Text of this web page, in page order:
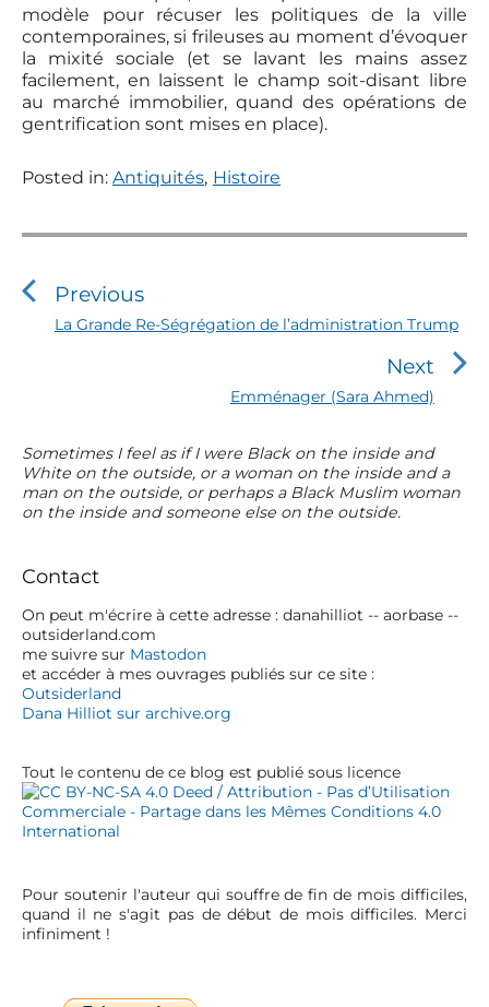
modèle pour récuser les politiques de la ville
contemporaines, si frileuses au moment d’évoquer
la mixité sociale (et se lavant les mains assez
facilement, en laissent le champ soit-disant libre
au marché immobilier, quand des opérations de
gentrification sont mises en place).
Posted in: Antiquités, Histoire
N
v
i
o
n
e
l
’
a
r
t
c
l
e
Previous
P
u
s
p
o
La Grande Re-Ségrégation de l’administration Trump
Next
t
p
Emménager (Sara Ahmed)
P
r
i
m
r
y
S
i
d
e
b
Sometimes I feel as if I were Black on the inside and
White on the outside, or a woman on the inside and a
man on the outside, or perhaps a Black Muslim woman
on the inside and someone else on the outside.
Contact
On peut m'écrire à cette adresse : danahilliot -- aorbase --
outsiderland.com
me suivre sur Mastodon
et accéder à mes ouvrages publiés sur ce site :
Outsiderland
Dana Hilliot sur archive.org
Tout le contenu de ce blog est publié sous licence
Pour soutenir l'auteur qui souffre de fin de mois difficiles,
quand il ne s'agit pas de début de mois difficiles. Merci
infiniment !